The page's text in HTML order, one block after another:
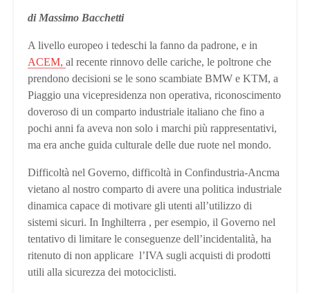
di Massimo Bacchetti
A livello europeo i tedeschi la fanno da padrone, e in
ACEM, al recente rinnovo delle cariche, le poltrone che
prendono decisioni se le sono scambiate BMW e KTM, a
Piaggio una vicepresidenza non operativa, riconoscimento
doveroso di un comparto industriale italiano che fino a
pochi anni fa aveva non solo i marchi più rappresentativi,
ma era anche guida culturale delle due ruote nel mondo.
Difficoltà nel Governo, difficoltà in Confindustria-Ancma
vietano al nostro comparto di avere una politica industriale
dinamica capace di motivare gli utenti all’utilizzo di
sistemi sicuri. In Inghilterra , per esempio, il Governo nel
tentativo di limitare le conseguenze dell’incidentalità, ha
ritenuto di non applicare l’IVA sugli acquisti di prodotti
utili alla sicurezza dei motociclisti.